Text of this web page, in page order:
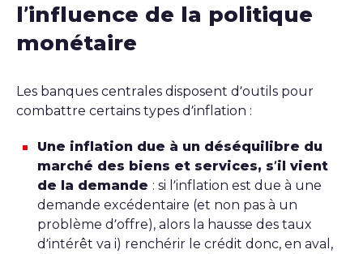
l’influence de la politique
monétaire
Les banques centrales disposent d’outils pour
combattre certains types d’inflation :
Une inflation due à un déséquilibre du
marché des biens et services, s’il vient
de la demande : si l’inflation est due à une
demande excédentaire (et non pas à un
problème d’offre), alors la hausse des taux
d’intérêt va i) renchérir le crédit donc, en aval,